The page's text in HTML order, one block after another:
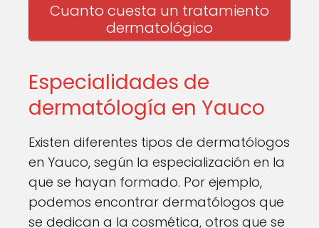
Cuanto cuesta un tratamiento
dermatológico
Especialidades de
dermatólogía en Yauco
Existen diferentes tipos de dermatólogos
en Yauco, según la especialización en la
que se hayan formado. Por ejemplo,
podemos encontrar dermatólogos que
se dedican a la cosmética, otros que se